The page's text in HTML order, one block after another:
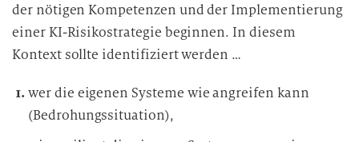
der nötigen Kompetenzen und der Implementierung
einer KI-Risikostrategie beginnen. In diesem
Kontext sollte identifiziert werden …
wer die eigenen Systeme wie angreifen kann
(Bedrohungssituation),